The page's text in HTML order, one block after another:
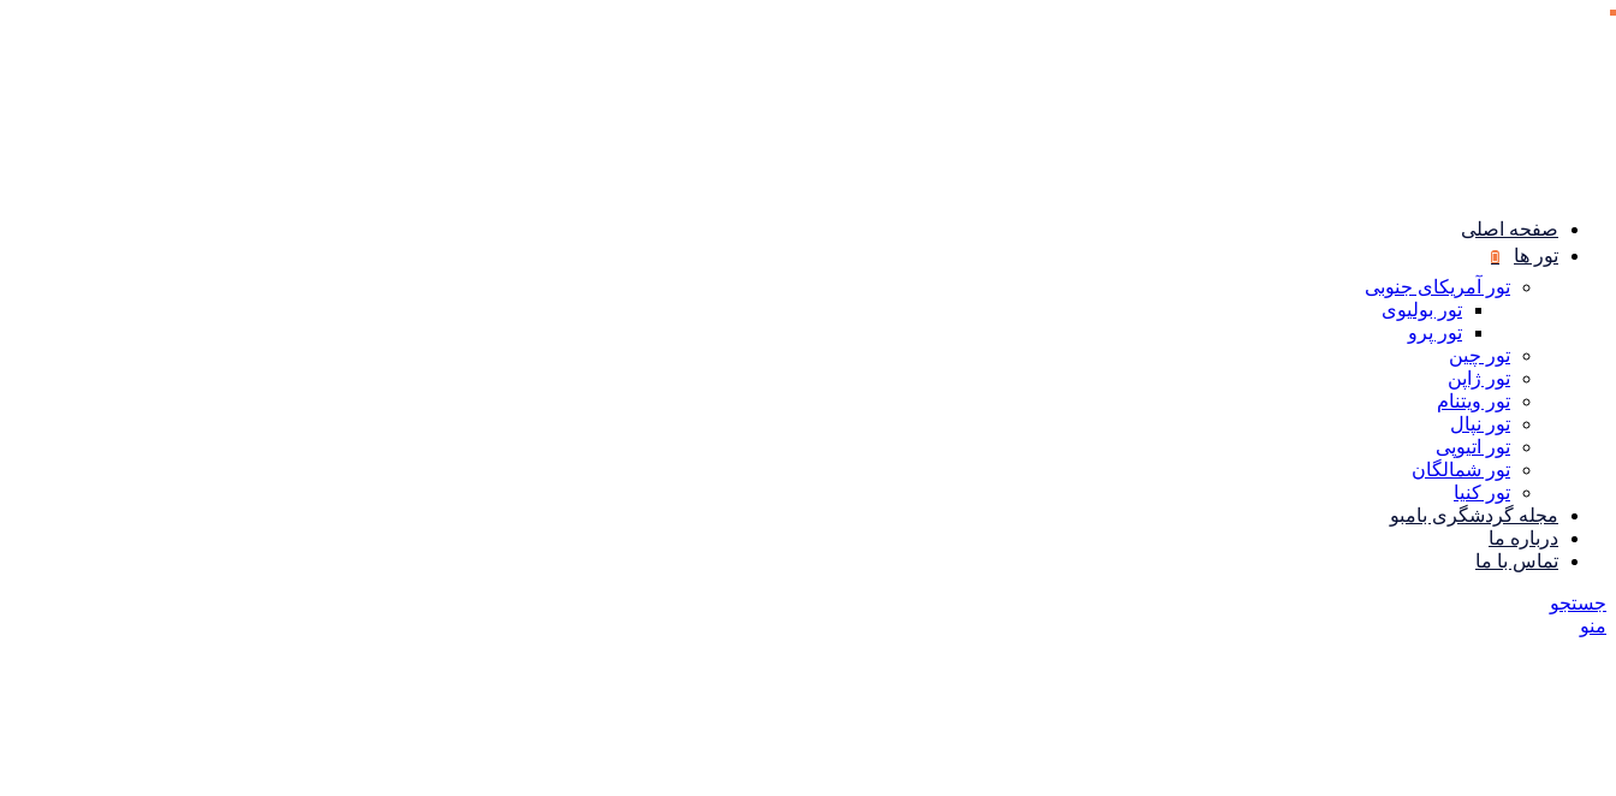
صفحه اصلی
تور ها
تور آمریکای جنوبی
تور بولیوی
تور پرو
تور چین
تور ژاپن
تور ویتنام
تور نپال
تور اتیوپی
تور شمالگان
تور کنیا
مجله گردشگری بامبو
درباره ما
تماس با ما
جستجو
منو